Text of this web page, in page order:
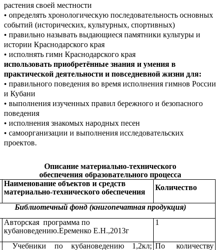
растения своей местности
• определять хронологическую последовательность основных
событий (исторических, культурных, спортивных)
• правильно называть выдающиеся памятники культуры и
истории Краснодарского края
• исполнять гимн Краснодарского края
использовать приобретённые знания и умения в
практической деятельности и повседневной жизни для:
• правильного поведения во время исполнения гимнов России
и Кубани
• выполнения изученных правил бережного и безопасного
поведения
• исполнения знакомых народных песен
• самоорганизации и выполнения исследовательских
проектов.
Описание материально-технического
обеспечения образовательного процесса
Наименование объектов и средств
материально-технического обеспечения
Количество
Библиотечный фонд (книгопечатная продукция)
Авторская программа по
кубановедению.Еременко Е.Н.,2013г
1
Учебники по кубановедению 1,2кл; По количеству